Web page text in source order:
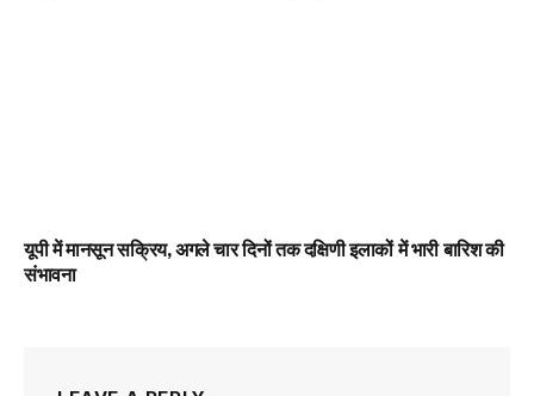
यूपी में मानसून सक्रिय, अगले चार दिनों तक दक्षिणी इलाकों में भारी बारिश की
संभावना